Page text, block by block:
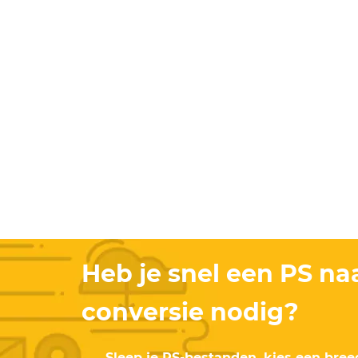
Heb je snel een PS
conversie nodig?